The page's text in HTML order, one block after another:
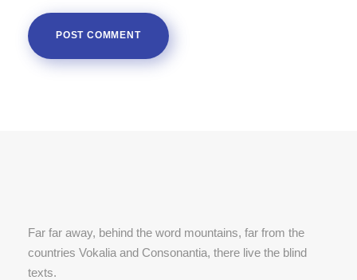
Far far away, behind the word mountains, far from the
countries Vokalia and Consonantia, there live the blind
texts.